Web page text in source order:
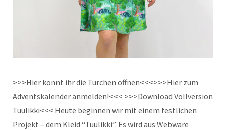
>>>Hier könnt ihr die Türchen öffnen<<<>>>Hier zum
Adventskalender anmelden!<<< >>>Download Vollversion
Tuulikki<<< Heute beginnen wir mit einem festlichen
Projekt – dem Kleid “Tuulikki”. Es wird aus Webware